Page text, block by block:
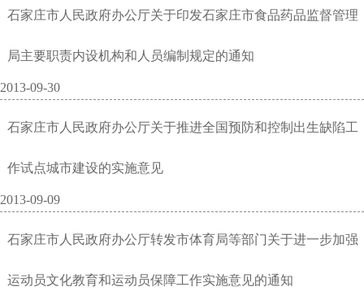
石家庄市人民政府办公厅关于印发石家庄市食品药品监督管理
局主要职责内设机构和人员编制规定的通知
2013-09-30
石家庄市人民政府办公厅关于推进全国预防和控制出生缺陷工
作试点城市建设的实施意见
2013-09-09
石家庄市人民政府办公厅转发市体育局等部门关于进一步加强
运动员文化教育和运动员保障工作实施意见的通知